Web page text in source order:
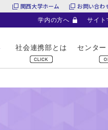
関西大学ホーム お問い合わ
学内の方へ サイト
社会連携部とは センタ